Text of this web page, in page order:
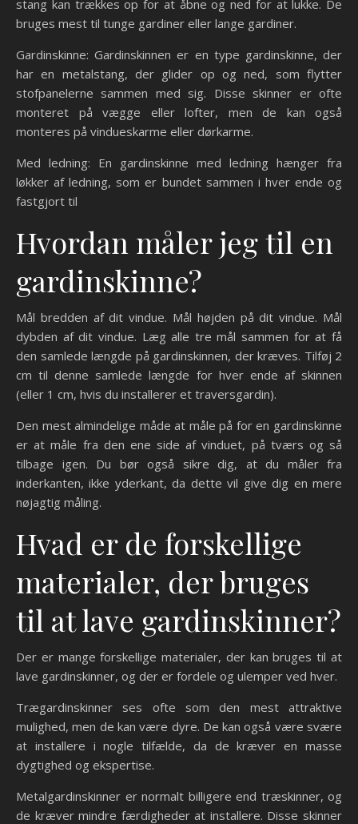
stang kan trækkes op for at åbne og ned for at lukke. De
bruges mest til tunge gardiner eller lange gardiner.
Gardinskinne: Gardinskinnen er en type gardinskinne, der
har en metalstang, der glider op og ned, som flytter
stofpanelerne sammen med sig. Disse skinner er ofte
monteret på vægge eller lofter, men de kan også
monteres på vindueskarme eller dørkarme.
Med ledning: En gardinskinne med ledning hænger fra
løkker af ledning, som er bundet sammen i hver ende og
fastgjort til
Hvordan måler jeg til en
gardinskinne?
Mål bredden af dit vindue. Mål højden på dit vindue. Mål
dybden af dit vindue. Læg alle tre mål sammen for at få
den samlede længde på gardinskinnen, der kræves. Tilføj 2
cm til denne samlede længde for hver ende af skinnen
(eller 1 cm, hvis du installerer et traversgardin).
Den mest almindelige måde at måle på for en gardinskinne
er at måle fra den ene side af vinduet, på tværs og så
tilbage igen. Du bør også sikre dig, at du måler fra
inderkanten, ikke yderkant, da dette vil give dig en mere
nøjagtig måling.
Hvad er de forskellige
materialer, der bruges
til at lave gardinskinner?
Der er mange forskellige materialer, der kan bruges til at
lave gardinskinner, og der er fordele og ulemper ved hver.
Trægardinskinner ses ofte som den mest attraktive
mulighed, men de kan være dyre. De kan også være svære
at installere i nogle tilfælde, da de kræver en masse
dygtighed og ekspertise.
Metalgardinskinner er normalt billigere end træskinner, og
de kræver mindre færdigheder at installere. Disse skinner